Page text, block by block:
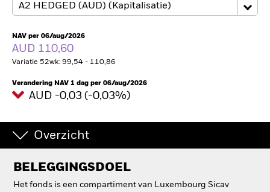
NAV per 06/aug/2026
AUD 110,60
Variatie 52wk: 99,54 - 110,86
Verandering NAV 1 dag per 06/aug/2026
AUD -0,03 (-0,03%)
Overzicht
BELEGGINGSDOEL
Het fonds is een compartiment van Luxembourg Sicav